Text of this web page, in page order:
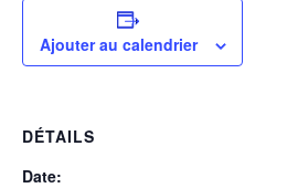
Ajouter au calendrier
DÉTAILS
Date: